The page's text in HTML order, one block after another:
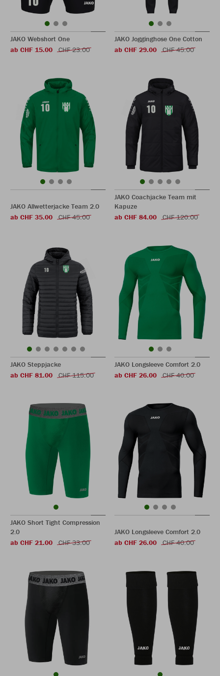
JAKO Webshort One
ab CHF 15.00
CHF 23.00
JAKO Jogginghose One Cotton
ab CHF 29.00
CHF 45.00
JAKO Allwetterjacke Team 2.0
ab CHF 35.00
CHF 45.00
JAKO Coachjacke Team mit
Kapuze
ab CHF 84.00
CHF 120.00
JAKO Steppjacke
ab CHF 81.00
CHF 115.00
JAKO Longsleeve Comfort 2.0
ab CHF 26.00
CHF 40.00
JAKO Short Tight Compression
2.0
ab CHF 21.00
CHF 33.00
JAKO Longsleeve Comfort 2.0
ab CHF 26.00
CHF 40.00